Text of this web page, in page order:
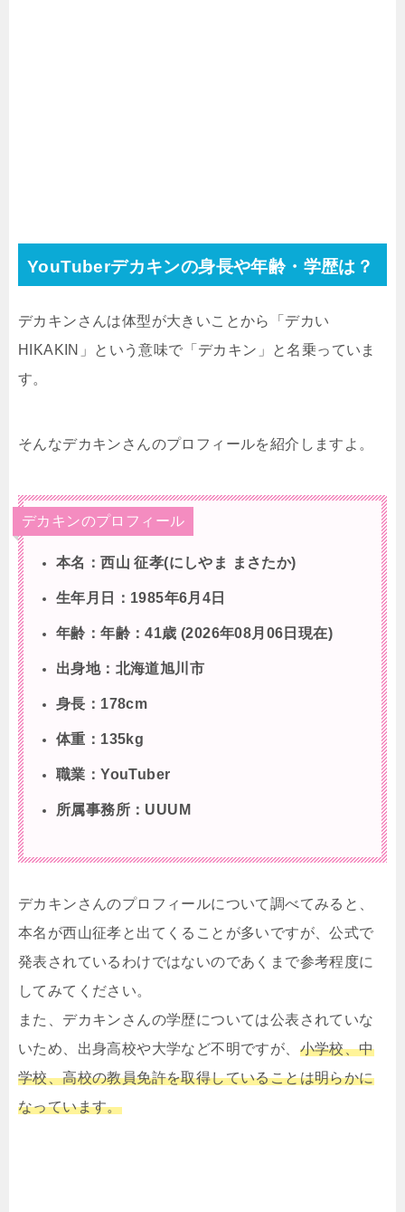
YouTuberデカキンの身長や年齢・学歴は？
デカキンさんは体型が大きいことから「デカい
HIKAKIN」という意味で「デカキン」と名乗っていま
す。
そんなデカキンさんのプロフィールを紹介しますよ。
デカキンのプロフィール
本名：西山 征孝(にしやま まさたか)
生年月日：1985年6月4日
年齢：年齢：41歳 (2026年08月06日現在)
出身地：北海道旭川市
身長：178cm
体重：135kg
職業：YouTuber
所属事務所：UUUM
デカキンさんのプロフィールについて調べてみると、
本名が西山征孝と出てくることが多いですが、公式で
発表されているわけではないのであくまで参考程度に
してみてください。
また、デカキンさんの学歴については公表されていな
いため、出身高校や大学など不明ですが、 小学校、中
学校、高校の教員免許を取得していることは明らかに
なっています。